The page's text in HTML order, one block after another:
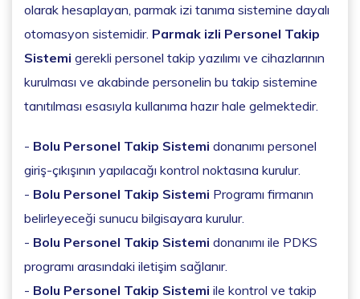
olarak hesaplayan, parmak izi tanıma sistemine dayalı
otomasyon sistemidir. Parmak izli Personel Takip
Sistemi gerekli personel takip yazılımı ve cihazlarının
kurulması ve akabinde personelin bu takip sistemine
tanıtılması esasıyla kullanıma hazır hale gelmektedir.
- Bolu Personel Takip Sistemi donanımı personel
giriş-çıkışının yapılacağı kontrol noktasına kurulur.
- Bolu Personel Takip Sistemi Programı firmanın
belirleyeceği sunucu bilgisayara kurulur.
- Bolu Personel Takip Sistemi donanımı ile PDKS
programı arasındaki iletişim sağlanır.
- Bolu Personel Takip Sistemi ile kontrol ve takip